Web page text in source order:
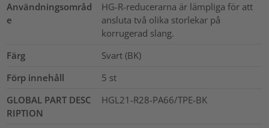
Användningsområd
e
HG-R-reducerarna är lämpliga för att
ansluta två olika storlekar på
korrugerad slang.
Färg
Svart (BK)
Förp innehåll
5 st
GLOBAL PART DESC
RIPTION
HGL21-R28-PA66/TPE-BK